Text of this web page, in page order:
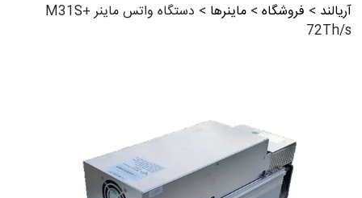
آریالند > فروشگاه >ماینرها >
دستگاه واتس ماینر M31S+
72Th/s